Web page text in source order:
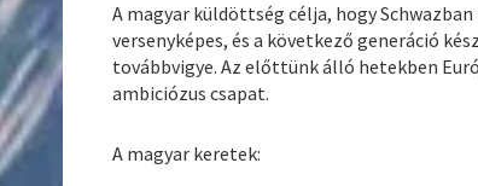
A magyar küldöttség célja, hogy
versenyképes, és a következő generáció
továbbvigye. Az előttünk álló hetekben
ambiciózus csapat.
A magyar keretek: